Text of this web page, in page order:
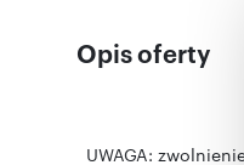
Opis oferty
UWAGA: